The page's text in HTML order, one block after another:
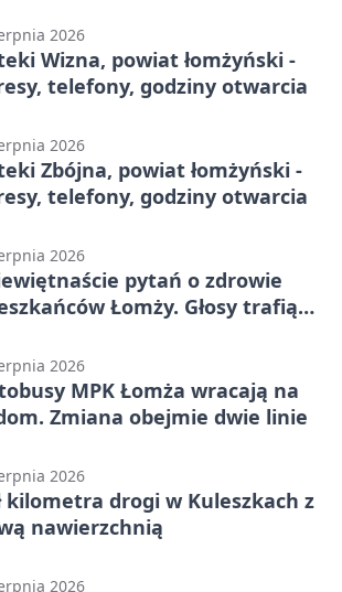
2026
Wizna, powiat łomżyński -
telefony, godziny otwarcia
2026
Zbójna, powiat łomżyński -
telefony, godziny otwarcia
2026
pytań o zdrowie
Łomży. Głosy trafią
2026
MPK Łomża wracają na
Zmiana obejmie dwie linie
2026
kilometra drogi w Kuleszkach z
nawierzchnią
2026